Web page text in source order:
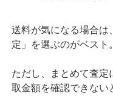
送料が気になる場合は
定」を選ぶのがベスト。
ただし、まとめて査定
取金額を確認できない